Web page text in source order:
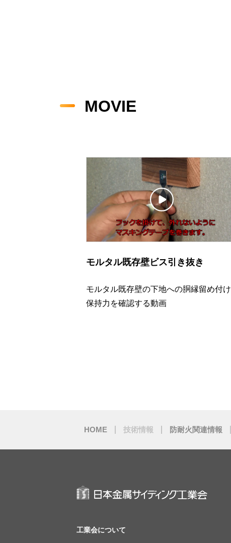
MOVIE
モルタル既存壁ビス引き抜き
モルタル既存壁の下地への胴縁留め付け
保持力を確認する動画
HOME 技術情報 防耐火関連情報
工業会について